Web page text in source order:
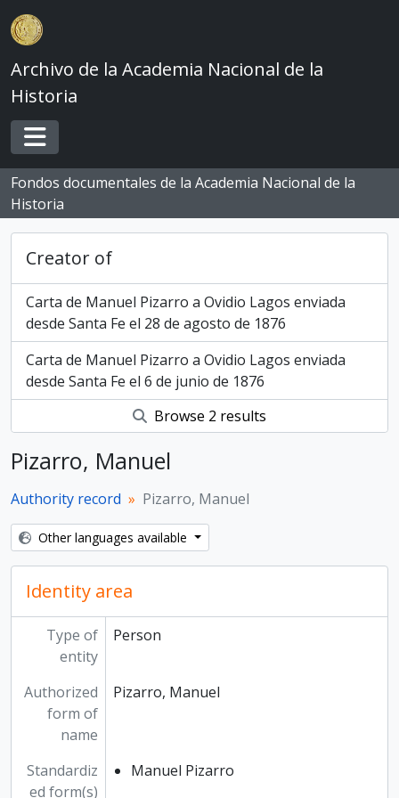
Skip to main content
Archivo de la Academia Nacional de la
Historia
Toggle navigation
Fondos documentales de la Academia Nacional de la
Historia
Creator of
Carta de Manuel Pizarro a Ovidio Lagos enviada
desde Santa Fe el 28 de agosto de 1876
Carta de Manuel Pizarro a Ovidio Lagos enviada
desde Santa Fe el 6 de junio de 1876
Browse 2 results
Pizarro, Manuel
Authority record Pizarro, Manuel
Other languages available
Identity area
Type of
entity
Person
Authorized
form of
name
Pizarro, Manuel
Standardiz
ed form(s)
Manuel Pizarro